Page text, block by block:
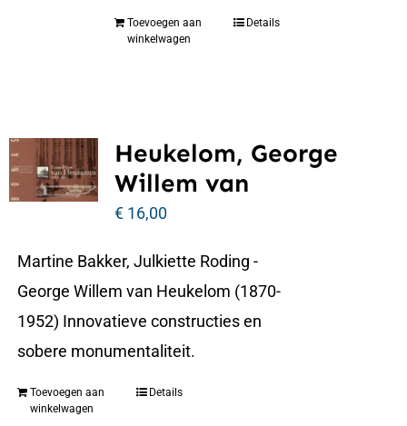
Toevoegen aan
winkelwagen
Details
Heukelom, George
Willem van
€16,00
Martine Bakker, Julkiette Roding -
George Willem van Heukelom (1870-
1952) Innovatieve constructies en
sobere monumentaliteit.
Toevoegen aan
winkelwagen
Details